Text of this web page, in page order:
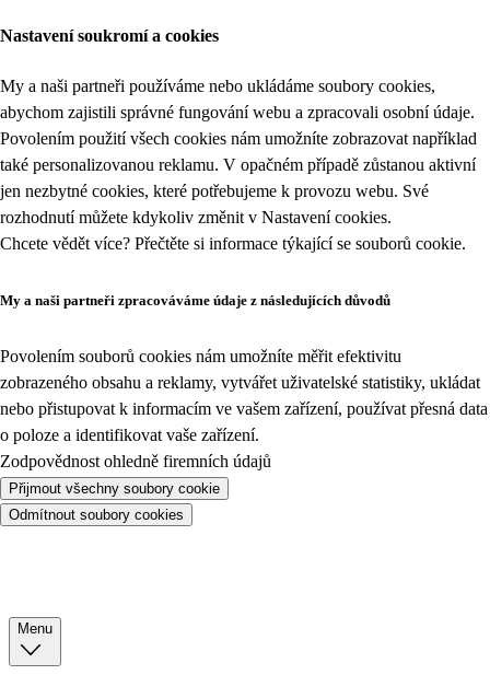
Nastavení soukromí a cookies
My a naši partneři používáme nebo ukládáme soubory cookies,
abychom zajistili správné fungování webu a zpracovali osobní údaje.
Povolením použití všech cookies nám umožníte zobrazovat například
také personalizovanou reklamu. V opačném případě zůstanou aktivní
jen nezbytné cookies, které potřebujeme k provozu webu. Své
rozhodnutí můžete kdykoliv změnit v Nastavení cookies.
Chcete vědět více? Přečtěte si informace týkající se souborů cookie.
My a naši partneři zpracováváme údaje z následujících důvodů
Povolením souborů cookies nám umožníte měřit efektivitu
zobrazeného obsahu a reklamy, vytvářet uživatelské statistiky, ukládat
nebo přistupovat k informacím ve vašem zařízení, používat přesná data
o poloze a identifikovat vaše zařízení.
Zodpovědnost ohledně firemních údajů
Přijmout všechny soubory cookie
Odmítnout soubory cookies
Menu